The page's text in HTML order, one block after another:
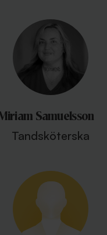
Miriam Samuelsson
Tandsköterska